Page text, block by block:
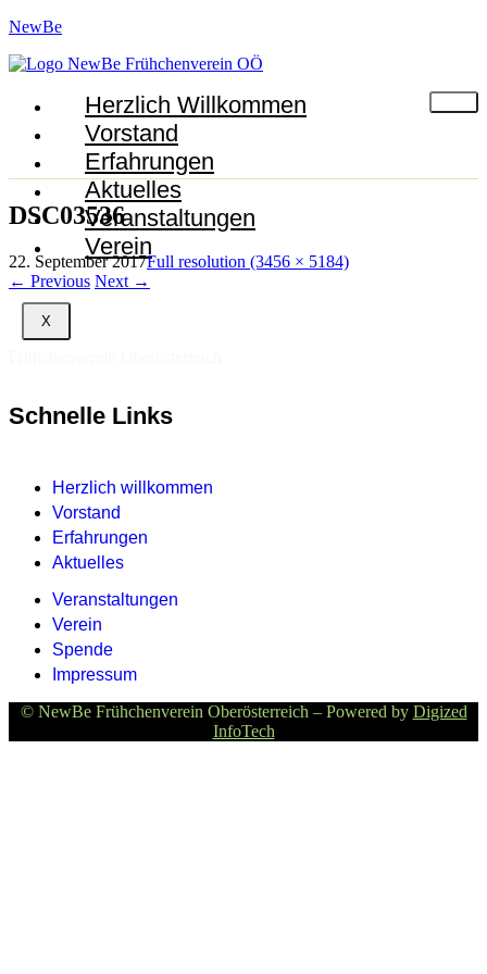
NewBe
Herzlich Willkommen
Vorstand
Erfahrungen
Aktuelles
Veranstaltungen
Verein
X
DSC03536
22. September 2017Full resolution (3456 × 5184)
← Previous Next →
Schnelle Links
Herzlich willkommen
Vorstand
Erfahrungen
Aktuelles
Veranstaltungen
Verein
Spende
Impressum
© NewBe Frühchenverein Oberösterreich – Powered by Digized
InfoTech